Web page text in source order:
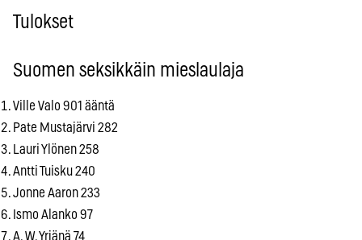
Tulokset
Suomen seksikkäin mieslaulaja
Ville Valo 901 ääntä
Pate Mustajärvi 282
Lauri Ylönen 258
Antti Tuisku 240
Jonne Aaron 233
Ismo Alanko 97
A. W. Yrjänä 74